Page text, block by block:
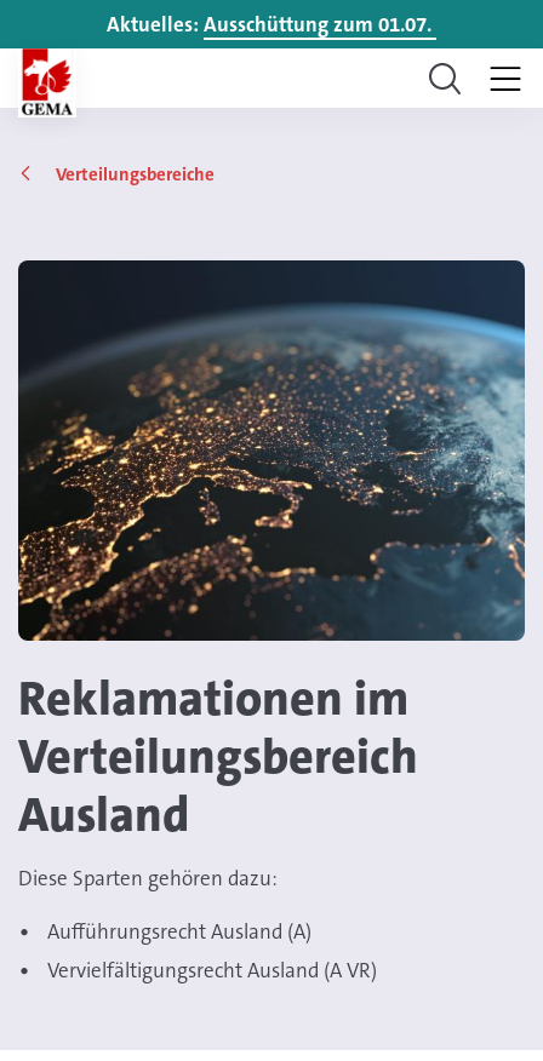
Aktuelles: Ausschüttung zum 01.07.
Verteilungsbereiche
Reklamationen im
Verteilungsbereich
Ausland
Diese Sparten gehören dazu:
Aufführungsrecht Ausland (A)
Vervielfältigungsrecht Ausland (A VR)